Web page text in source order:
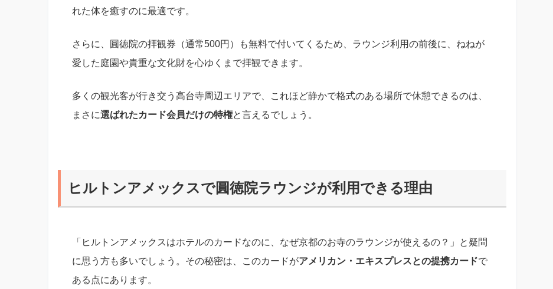
れた体を癒すのに最適です。
さらに、圓徳院の拝観券（通常500円）も無料で付いてくるため、ラウンジ利用の前後に、ねねが
愛した庭園や貴重な文化財を心ゆくまで拝観できます。
多くの観光客が行き交う高台寺周辺エリアで、これほど静かで格式のある場所で休憩できるのは、
まさに選ばれたカード会員だけの特権と言えるでしょう。
ヒルトンアメックスで圓徳院ラウンジが利用できる理由
「ヒルトンアメックスはホテルのカードなのに、なぜ京都のお寺のラウンジが使えるの？」と疑問
に思う方も多いでしょう。その秘密は、このカードがアメリカン・エキスプレスとの提携カードで
ある点にあります。